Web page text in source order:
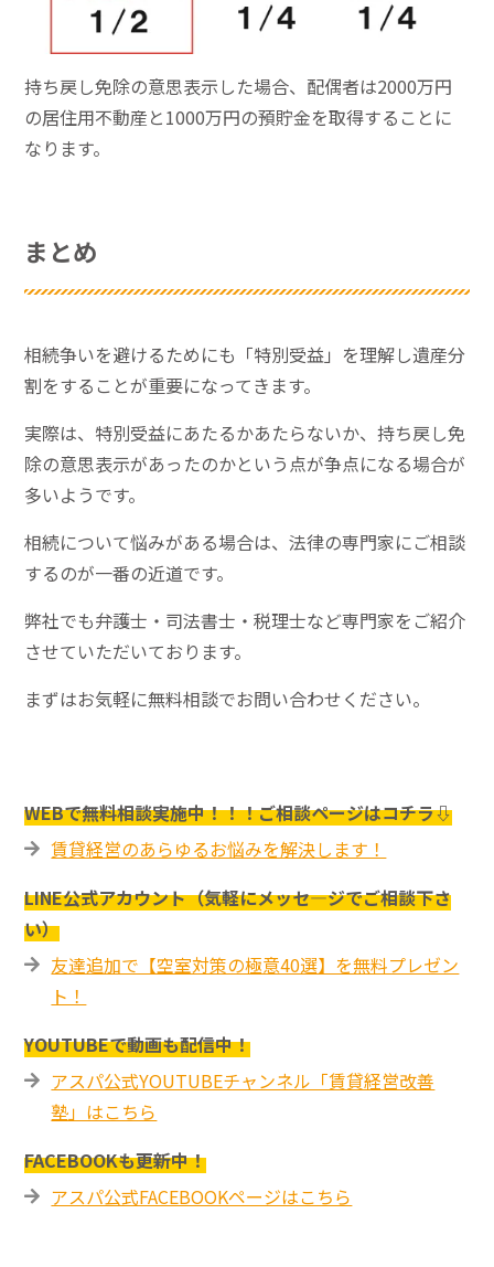
持ち戻し免除の意思表示した場合、配偶者は2000万円
の居住用不動産と1000万円の預貯金を取得することに
なります。
まとめ
相続争いを避けるためにも「特別受益」を理解し遺産分
割をすることが重要になってきます。
実際は、特別受益にあたるかあたらないか、持ち戻し免
除の意思表示があったのかという点が争点になる場合が
多いようです。
相続について悩みがある場合は、法律の専門家にご相談
するのが一番の近道です。
弊社でも弁護士・司法書士・税理士など専門家をご紹介
させていただいております。
まずはお気軽に無料相談でお問い合わせください。
WEBで無料相談実施中！！！ご相談ページはコチラ⇩
賃貸経営のあらゆるお悩みを解決します！
LINE公式アカウント（気軽にメッセ―ジでご相談下さ
い）
友達追加で【空室対策の極意40選】を無料プレゼン
ト！
YOUTUBEで動画も配信中！
アスパ公式YOUTUBEチャンネル「賃貸経営改善
塾」はこちら
FACEBOOKも更新中！
アスパ公式FACEBOOKページはこちら